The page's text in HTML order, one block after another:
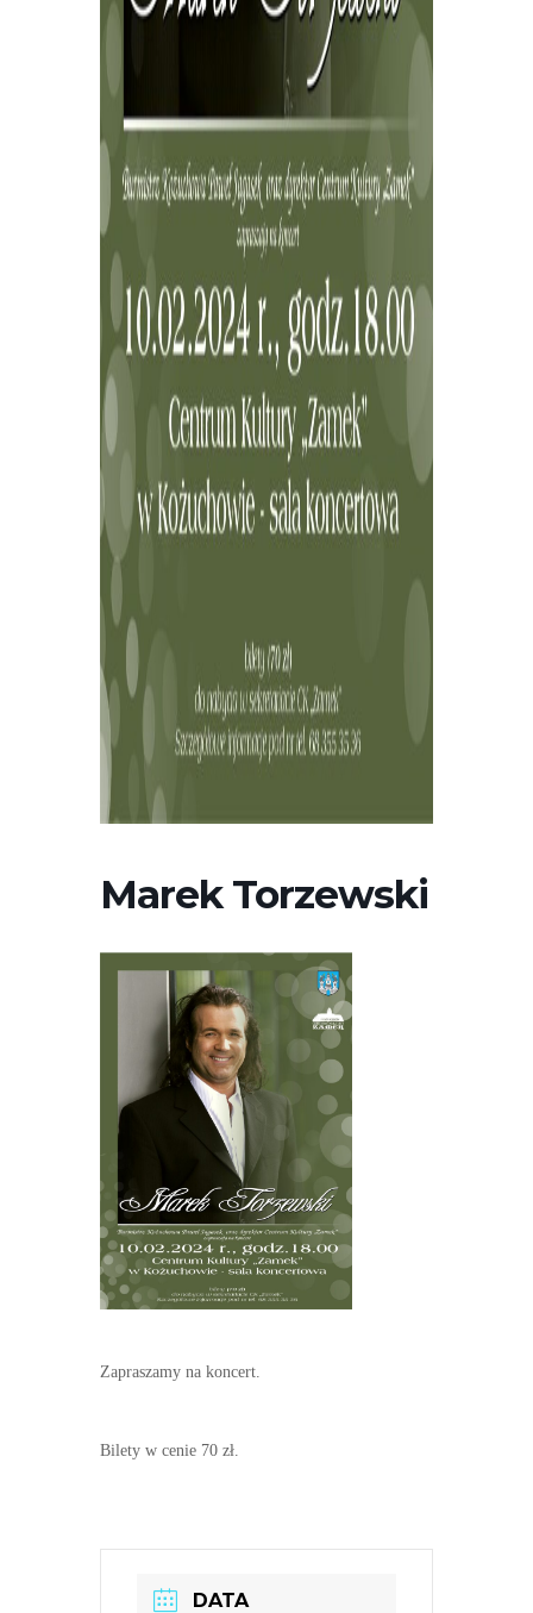
Marek Torzewski
Zapraszamy na koncert.
Bilety w cenie 70 zł.
DATA